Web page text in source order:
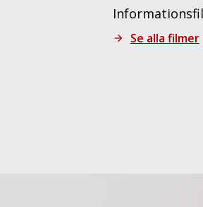
arrow_forward Se alla filmer